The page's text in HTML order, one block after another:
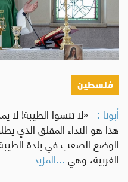
فلسطين
أبونا : «لا تنسوا الطيبة!
هذا هو النداء المقلق الذي
الوضع الصعب في بلدة
الغربية، وهي...المزيد